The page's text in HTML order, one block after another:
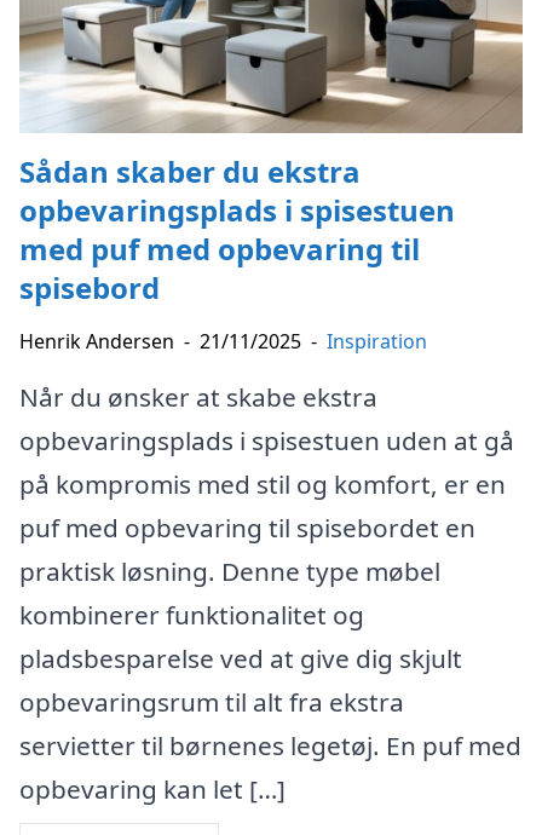
Sådan skaber du ekstra
opbevaringsplads i spisestuen
med puf med opbevaring til
spisebord
Henrik Andersen - 21/11/2025 - Inspiration
Når du ønsker at skabe ekstra
opbevaringsplads i spisestuen uden at gå
på kompromis med stil og komfort, er en
puf med opbevaring til spisebordet en
praktisk løsning. Denne type møbel
kombinerer funktionalitet og
pladsbesparelse ved at give dig skjult
opbevaringsrum til alt fra ekstra
servietter til børnenes legetøj. En puf med
opbevaring kan let […]